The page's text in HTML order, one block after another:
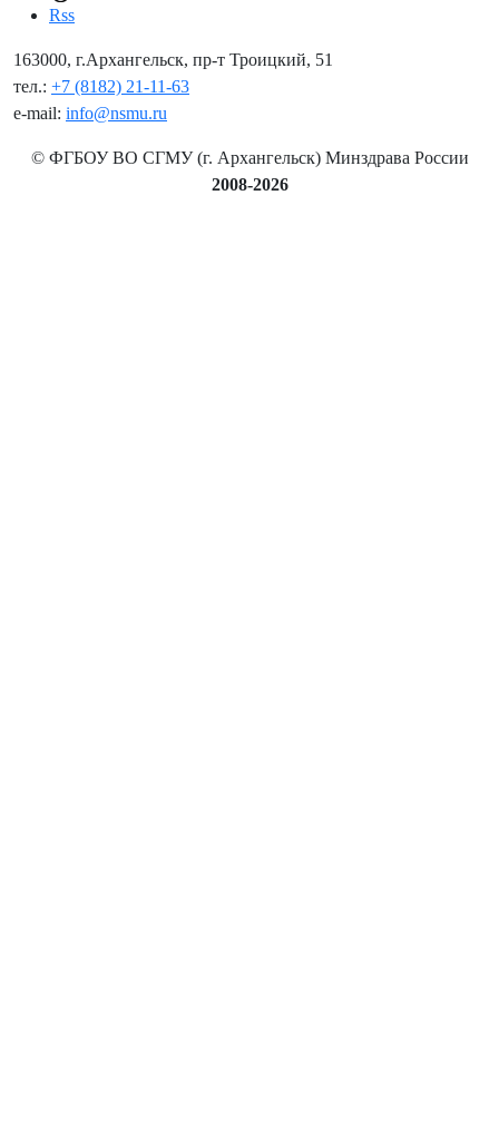
Rss
163000, г.Архангельск, пр-т Троицкий, 51
тел.: +7 (8182) 21-11-63
e-mail: info@nsmu.ru
© ФГБОУ ВО СГМУ (г. Архангельск) Минздрава России
2008-2026